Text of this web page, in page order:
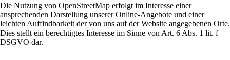
Die Nutzung von OpenStreetMap erfolgt im Interesse einer
ansprechenden Darstellung unserer Online-Angebote und einer
leichten Auffindbarkeit der von uns auf der Website angegebenen Orte.
Dies stellt ein berechtigtes Interesse im Sinne von Art. 6 Abs. 1 lit. f
DSGVO dar.